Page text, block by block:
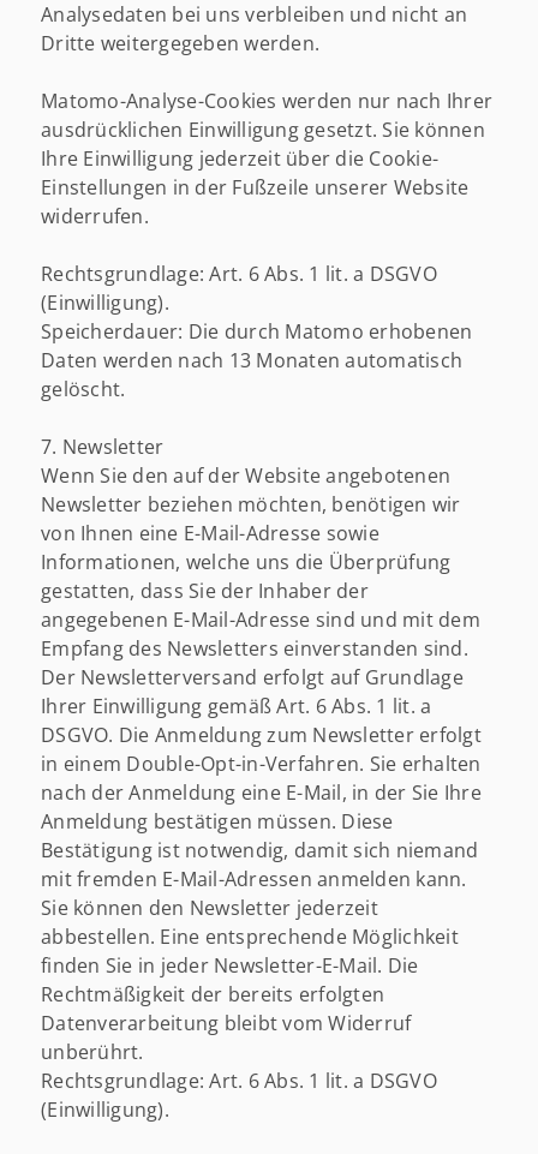
Analysedaten bei uns verbleiben und nicht an
Dritte weitergegeben werden.
Matomo-Analyse-Cookies werden nur nach Ihrer
ausdrücklichen Einwilligung gesetzt. Sie können
Ihre Einwilligung jederzeit über die Cookie-
Einstellungen in der Fußzeile unserer Website
widerrufen.
Rechtsgrundlage: Art. 6 Abs. 1 lit. a DSGVO
(Einwilligung).
Speicherdauer: Die durch Matomo erhobenen
Daten werden nach 13 Monaten automatisch
gelöscht.
7. Newsletter
Wenn Sie den auf der Website angebotenen
Newsletter beziehen möchten, benötigen wir
von Ihnen eine E-Mail-Adresse sowie
Informationen, welche uns die Überprüfung
gestatten, dass Sie der Inhaber der
angegebenen E-Mail-Adresse sind und mit dem
Empfang des Newsletters einverstanden sind.
Der Newsletterversand erfolgt auf Grundlage
Ihrer Einwilligung gemäß Art. 6 Abs. 1 lit. a
DSGVO. Die Anmeldung zum Newsletter erfolgt
in einem Double-Opt-in-Verfahren. Sie erhalten
nach der Anmeldung eine E-Mail, in der Sie Ihre
Anmeldung bestätigen müssen. Diese
Bestätigung ist notwendig, damit sich niemand
mit fremden E-Mail-Adressen anmelden kann.
Sie können den Newsletter jederzeit
abbestellen. Eine entsprechende Möglichkeit
finden Sie in jeder Newsletter-E-Mail. Die
Rechtmäßigkeit der bereits erfolgten
Datenverarbeitung bleibt vom Widerruf
unberührt.
Rechtsgrundlage: Art. 6 Abs. 1 lit. a DSGVO
(Einwilligung).